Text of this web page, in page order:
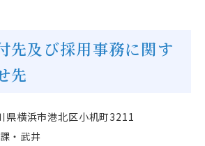
先及び採用事務に関す
先
県横浜市港北区小机町3211
・武井